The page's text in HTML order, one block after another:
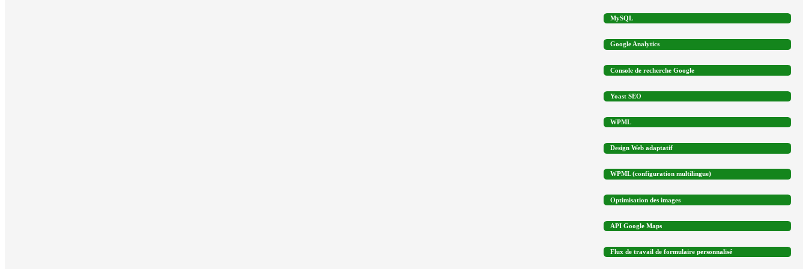
MySQL
Google Analytics
Console de recherche Google
Yoast SEO
WPML
Design Web adaptatif
WPML (configuration multilingue)
Optimisation des images
API Google Maps
Flux de travail de formulaire personnalisé